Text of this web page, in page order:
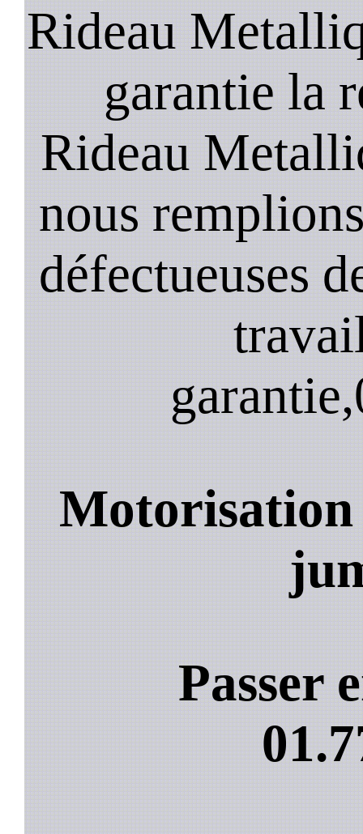
Rideau
garantie la
Rideau
nous
défectueuses
garantie,
Passer